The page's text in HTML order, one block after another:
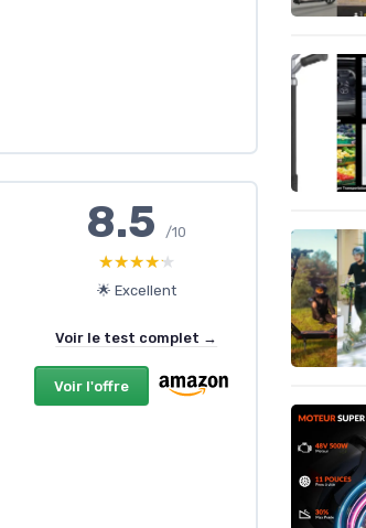
8.5/10
★★★★★
★★★★★
🌟 Excellent
Voir le test complet →
Voir l'offre